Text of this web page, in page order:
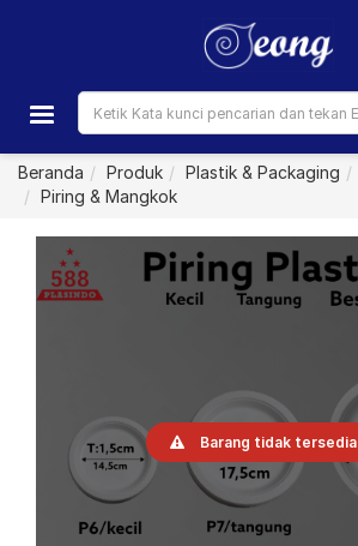
Beranda Produk Plastik & Packaging
Piring & Mangkok
Barang tidak tersedia